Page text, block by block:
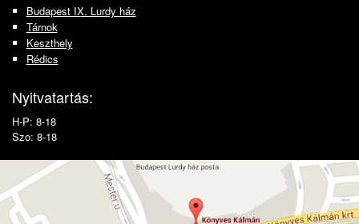
Budapest IX. Lurdy ház
Tárnok
Keszthely
Rédics
Nyitvatartás:
H-P: 8-18
Szo: 8-18